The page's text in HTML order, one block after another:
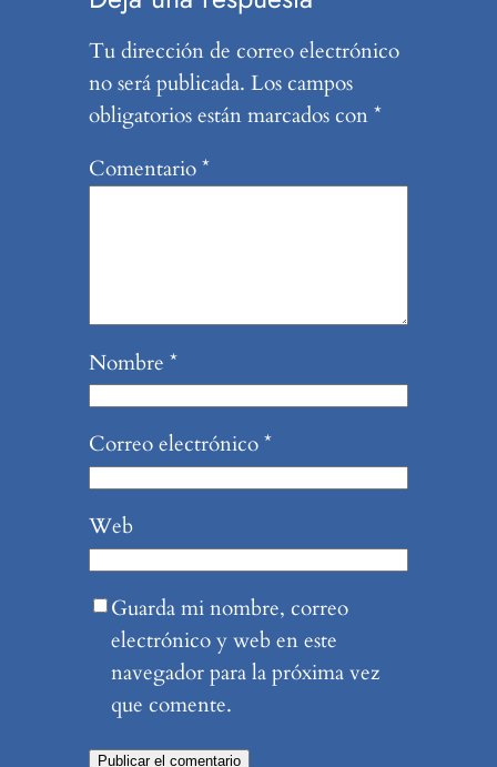
Tu dirección de correo electrónico
no será publicada. Los campos
obligatorios están marcados con*
Comentario*
Nombre *
Correo electrónico*
Web
Guarda mi nombre, correo
electrónico y web en este
navegador para la próxima vez
que comente.